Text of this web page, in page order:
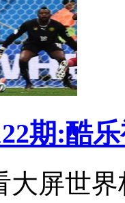
期:酷
大屏世